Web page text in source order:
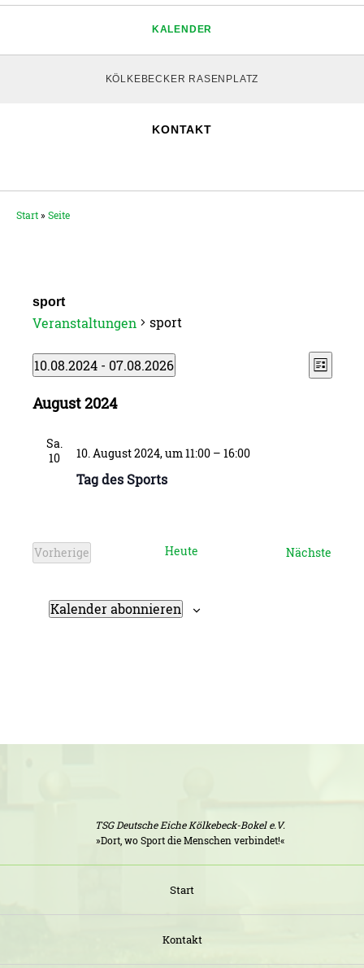
KALENDER
KÖLKEBECKER RASENPLATZ
KONTAKT
Start»Seite
sport
Veranstaltungen sport
Veranstaltungen Liste
10.08.2024 - 07.08.2026
wählen.
August 2024
Sa.
10
Tag des Sports
10. August 2024, um 11:00– 16:00
Vorherige
Heute Nächste
Kalender abonnieren
TSG Deutsche Eiche Kölkebeck-Bokel e.V.
»Dort, wo Sport die Menschen verbindet!«
Start
Kontakt